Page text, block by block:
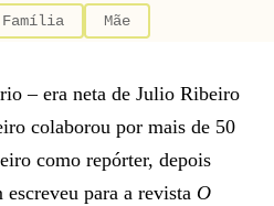
Família Mãe
– era neta de Julio Ribeiro
colaborou por mais de 50
como repórter, depois
para a revista O